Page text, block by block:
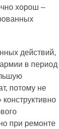
хорош –
действий,
в период
потому не
при ремонте